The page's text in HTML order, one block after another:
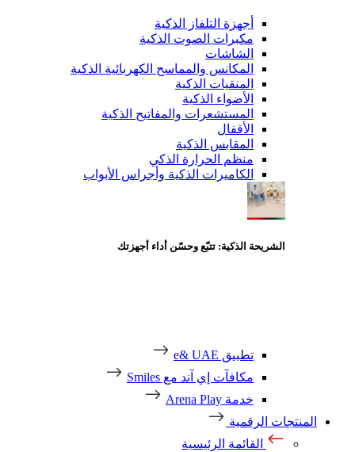
أجهزة التلفاز الذكية
مكبرات الصوت الذكية
الشاشات
المكانس والمماسح الكهربائية الذكية
المنقيات الذكية
الأضواء الذكية
المستشعرات والمفاتيح الذكية
الأقفال
المقابس الذكية
منظم الحرارة الذكي
الكاميرات الذكية وأجراس الأبواب
الشريحة الذكية: تتبّع وحسّن أداء أجهزتك
مكافآت إي آند مع Smiles
الرقمية
القائمة الرئيسية